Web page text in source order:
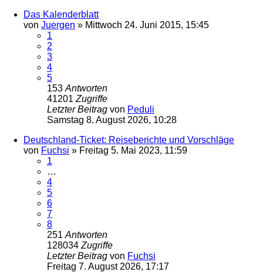
Das Kalenderblatt
von Juergen » Mittwoch 24. Juni 2015, 15:45
1
2
3
4
5
153 Antworten
41201 Zugriffe
Letzter Beitrag von Peduli
Samstag 8. August 2026, 10:28
Deutschland-Ticket: Reiseberichte und Vorschläge
von Fuchsi » Freitag 5. Mai 2023, 11:59
1
…
4
5
6
7
8
251 Antworten
128034 Zugriffe
Letzter Beitrag von Fuchsi
Freitag 7. August 2026, 17:17